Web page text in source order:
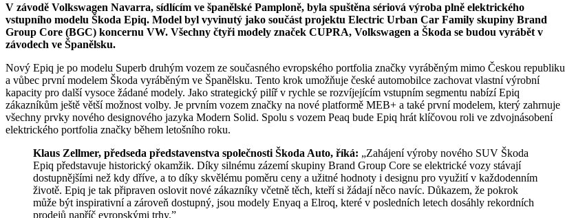
V závodě Volkswagen Navarra, sídlícím ve španělské Pamploně, byla spuštěna sériová výroba plně elektrického
vstupního modelu Škoda Epiq. Model byl vyvinutý jako součást projektu Electric Urban Car Family skupiny Brand
Group Core (BGC) koncernu VW. Všechny čtyři modely značek CUPRA, Volkswagen a Škoda se budou vyrábět v
závodech ve Španělsku.
Nový Epiq je po modelu Superb druhým vozem ze současného evropského portfolia značky vyráběným mimo Českou republiku
a vůbec první modelem Škoda vyráběným ve Španělsku. Tento krok umožňuje české automobilce zachovat vlastní výrobní
kapacity pro další vysoce žádané modely. Jako strategický pilíř v rychle se rozvíjejícím vstupním segmentu nabízí Epiq
zákazníkům ještě větší možnost volby. Je prvním vozem značky na nové platformě MEB+ a také první modelem, který zahrnuje
všechny prvky nového designového jazyka Modern Solid. Spolu s vozem Peaq bude Epiq hrát klíčovou roli ve zdvojnásobení
elektrického portfolia značky během letošního roku.
Klaus Zellmer, předseda představenstva společnosti Škoda Auto, říká: „Zahájení výroby nového SUV Škoda
Epiq představuje historický okamžik. Díky silnému zázemí skupiny Brand Group Core se elektrické vozy stávají
dostupnějšími než kdy dříve, a to díky skvělému poměru ceny a užitné hodnoty i designu pro využití v každodenním
životě. Epiq je tak připraven oslovit nové zákazníky včetně těch, kteří si žádají něco navíc. Důkazem, že pokrok
může být inspirativní a zároveň dostupný, jsou modely Enyaq a Elroq, které v posledních letech dosáhly rekordních
prodejů napříč evropskými trhy.”